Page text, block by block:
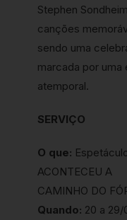
Stephen
canções
sendo uma
marcada por uma
atemporal.
SERVIÇO
O que:
ACONTECEU A
CAMINHO DO
Quando: 20 a 29/